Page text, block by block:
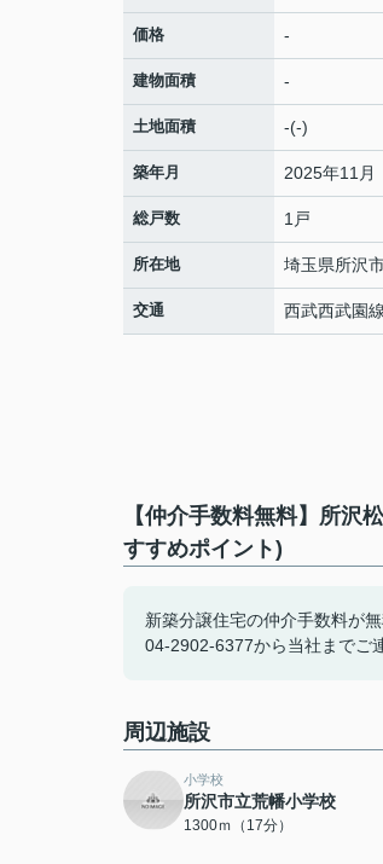
価格 -
建物面積 -
土地面積 -(-)
築年月 2025年11月
総戸数 1戸
所在地 埼玉県所沢
交通 西武西武園線
【仲介手数料無料】所沢
すすめポイント)
新築分譲住宅の仲介手数料が
04-2902-6377から当社までご
周辺施設
小学校
所沢市立荒幡小学校
1300ｍ（17分）